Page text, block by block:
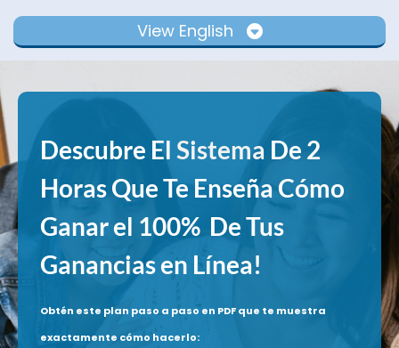
View English
Descubre El Sistema De 2
Horas Que Te Enseña Cómo
Ganar el 100% De Tus
Ganancias en Línea!
Obtén este plan paso a paso en PDF que te muestra
exactamente cómo hacerlo: